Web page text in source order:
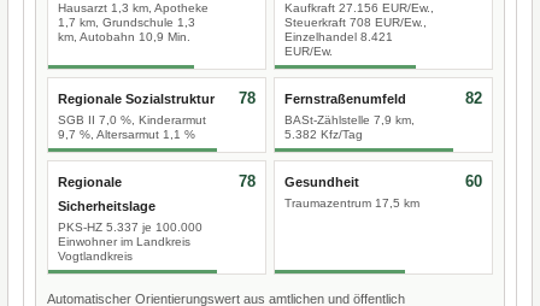
Hausarzt 1,3 km, Apotheke
1,7 km, Grundschule 1,3
km, Autobahn 10,9 Min.
Kaufkraft 27.156 EUR/Ew.,
Steuerkraft 708 EUR/Ew.,
Einzelhandel 8.421
EUR/Ew.
Regionale Sozialstruktur
SGB II 7,0 %, Kinderarmut
9,7 %, Altersarmut 1,1 %
78 Fernstraßenumfeld
BASt-Zählstelle 7,9 km,
5.382 Kfz/Tag
82
Regionale
Sicherheitslage
PKS-HZ 5.337 je 100.000
Einwohner im Landkreis
Vogtlandkreis
78 Gesundheit
Traumazentrum 17,5 km
60
Automatischer Orientierungswert aus amtlichen und öffentlich